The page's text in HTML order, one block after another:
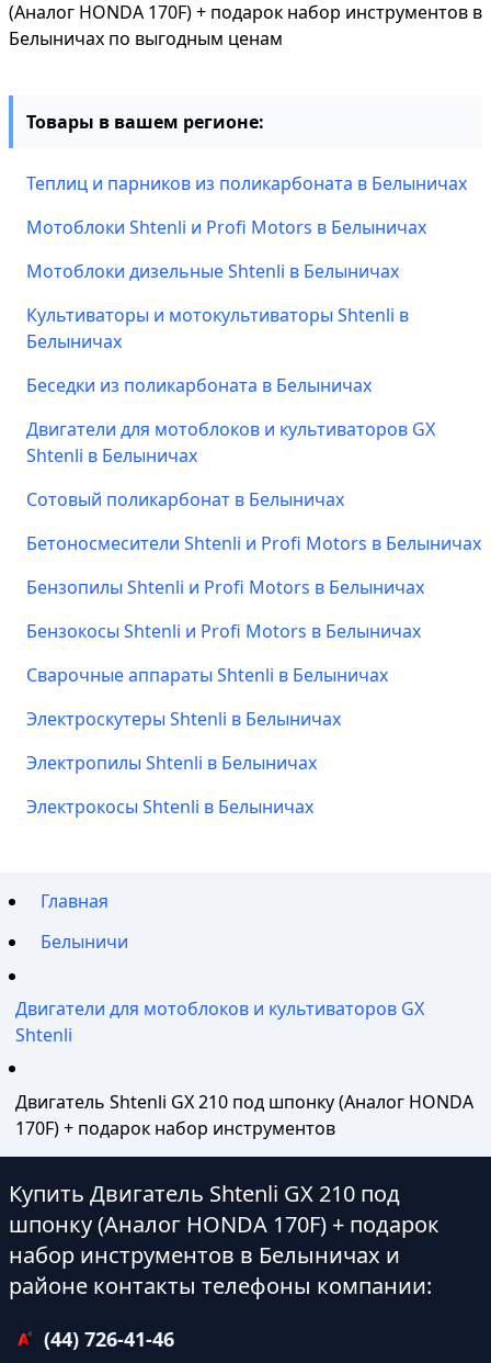
(Аналог HONDA 170F) + подарок набор инструментов в
Белыничах по выгодным ценам
Товары в вашем регионе:
Теплиц и парников из поликарбоната в Белыничах
Мотоблоки Shtenli и Profi Motors в Белыничах
Мотоблоки дизельные Shtenli в Белыничах
Культиваторы и мотокультиваторы Shtenli в
Белыничах
Беседки из поликарбоната в Белыничах
Двигатели для мотоблоков и культиваторов GX
Shtenli в Белыничах
Сотовый поликарбонат в Белыничах
Бетоносмесители Shtenli и Profi Motors в Белыничах
Бензопилы Shtenli и Profi Motors в Белыничах
Бензокосы Shtenli и Profi Motors в Белыничах
Сварочные аппараты Shtenli в Белыничах
Электроскутеры Shtenli в Белыничах
Электропилы Shtenli в Белыничах
Электрокосы Shtenli в Белыничах
Главная
Белыничи
Двигатели для мотоблоков и культиваторов GX
Shtenli
Двигатель Shtenli GX 210 под шпонку (Аналог HONDA
170F) + подарок набор инструментов
Купить Двигатель Shtenli GX 210 под
шпонку (Аналог HONDA 170F) + подарок
набор инструментов в Белыничах и
районе контакты телефоны компании:
(44) 726-41-46